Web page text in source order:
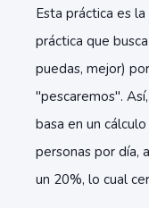
Esta práctica es
práctica que
puedas, mejor)
"pescaremos".
basa en un
personas por día,
un 20%, lo cual